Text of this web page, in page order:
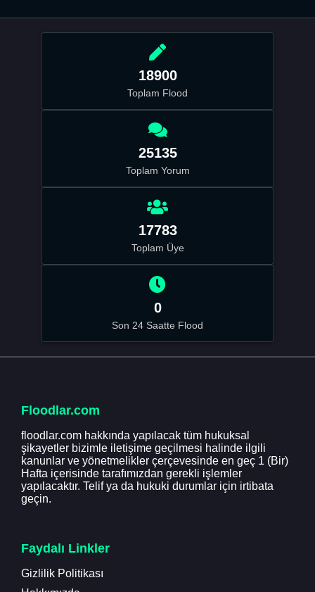
18900
Toplam Flood
25135
Toplam Yorum
17783
Toplam Üye
0
Son 24 Saatte Flood
Floodlar.com
floodlar.com hakkında yapılacak tüm hukuksal
şikayetler bizimle iletişime geçilmesi halinde ilgili
kanunlar ve yönetmelikler çerçevesinde en geç 1 (Bir)
Hafta içerisinde tarafımızdan gerekli işlemler
yapılacaktır. Telif ya da hukuki durumlar için irtibata
geçin.
Faydalı Linkler
Gizlilik Politikası